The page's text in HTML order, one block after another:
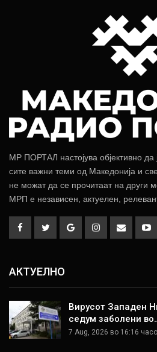
МР ПОРТАЛ настојува објективно да
сите важни теми од Македонија и
не можат да се прочитаат на други
МРП е независен, актуелен,
АКТУЕЛНО
Вирусот Западен
седум заболени
7 Aug, 2026 во 16:16